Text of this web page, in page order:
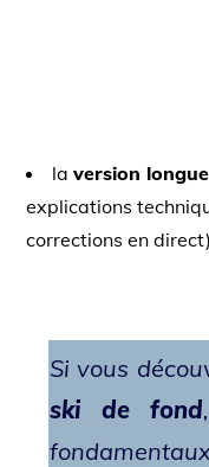
la version longue
explications
corrections en
Si vous
ski de fond